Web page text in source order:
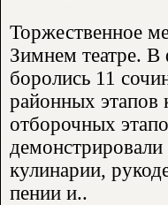
Торжественное
Зимнем театре. В
боролись 11
районных этапов
отборочных
кулинарии,
пении и..